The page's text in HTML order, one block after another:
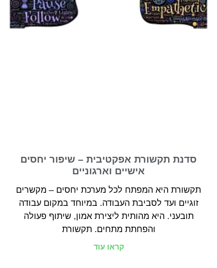
סדנת תקשורת אפקטיבית – שיפור יחסים
אישיים וארגוניים
תקשורת היא המפתח לכל מערכת יחסים – מקשרים
זוגיים ועד לסביבת העבודה. במיוחד במקום עבודה
תובעני. היא מהותית ליצירת אמון, שיתוף פעולה
והפחתת מתחים. תקשורת
קראו עוד